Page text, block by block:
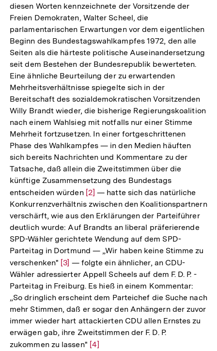
diesen Worten kennzeichnete der Vorsitzende der
Freien Demokraten, Walter Scheel, die
parlamentarischen Erwartungen vor dem eigentlichen
Beginn des Bundestagswahlkampfes 1972, den alle
Seiten als die härteste politische Auseinandersetzung
seit dem Bestehen der Bundesrepublik bewerteten.
Eine ähnliche Beurteilung der zu erwartenden
Mehrheitsverhältnisse spiegelte sich in der
Bereitschaft des sozialdemokratischen Vorsitzenden
Willy Brandt wieder, die bisherige Regierungskoalition
nach einem Wahlsieg mit notfalls nur einer Stimme
Mehrheit fortzusetzen. In einer fortgeschrittenen
Phase des Wahlkampfes — in den Medien häuften
sich bereits Nachrichten und Kommentare zu der
Tatsache, daß allein die Zweitstimmen über die
künftige Zusammensetzung des Bundestags
entscheiden würden Zur
Auflösung
der
Fußnote
[2] — hatte sich das natürliche
Konkurrenzverhältnis zwischen den Koalitionspartnern
verschärft, wie aus den Erklärungen der Parteiführer
deutlich wurde: Auf Brandts an liberal präferierende
SPD-Wähler gerichtete Wendung auf dem SPD-
Parteitag in Dortmund — „Wir haben keine Stimme zu
verschenken" Zur
Auflösung
der
Fußnote
[3] — folgte ein ähnlicher, an CDU-
Wähler adressierter Appell Scheels auf dem F. D. P. -
Parteitag in Freiburg. Es hieß in einem Kommentar:
„So dringlich erscheint dem Parteichef die Suche nach
mehr Stimmen, daß er sogar den Anhängern der zuvor
immer wieder hart attackierten CDU allen Ernstes zu
erwägen gab, ihre Zweitstimmen der F. D. P.
zukommen zu lassen" Zur
[4]